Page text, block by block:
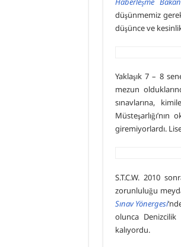
düşünmemiz
düşünce ve
Yaklaşık 7 – 8
mezun
sınavlarına,
giremiyorlardı.
S.T.C.W. 2010
zorunluluğu
Sınav Yönergesi
olunca Denizcilik
kalıyordu.